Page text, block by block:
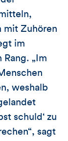
mit Zuhören
im
„Im
weshalb
schuld‘ zu
sagt